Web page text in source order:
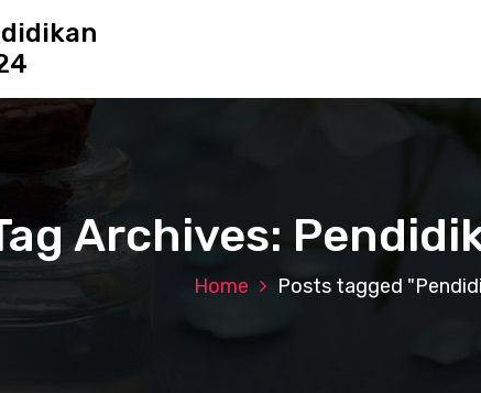
Archives:
Home Posts tagged